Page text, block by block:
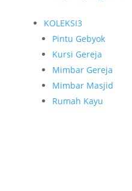
KOLEKSI3
Pintu Gebyok
Kursi Gereja
Mimbar Gereja
Mimbar Masjid
Rumah Kayu